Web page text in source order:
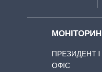
ПРЕЗИДЕНТ І
ОФІС